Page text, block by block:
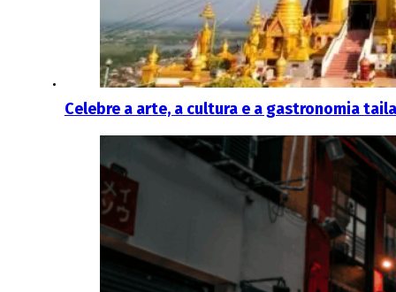
Celebre a arte, a cultura e a gastronomia